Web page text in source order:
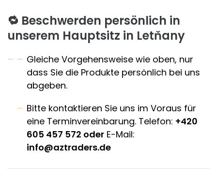
🔁 Beschwerden persönlich in
unserem Hauptsitz in Letňany
Gleiche Vorgehensweise wie oben, nur
dass Sie die Produkte persönlich bei uns
abgeben.
Bitte kontaktieren Sie uns im Voraus für
eine Terminvereinbarung. Telefon: +420
605 457 572 oder E-Mail:
info@aztraders.de